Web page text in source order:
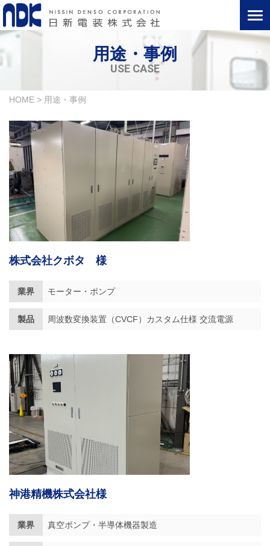
用途・事例
USE CASE
HOME > 用途・事例
株式会社クボタ 様
業界 モーター・ポンプ
製品 周波数変換装置（CVCF）カスタム仕様 交流電源
神港精機株式会社様
業界 真空ポンプ・半導体機器製造